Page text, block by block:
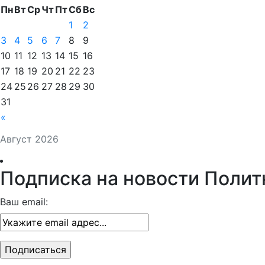
Август 2026
ПнВтСрЧтПтСбВс
«
1
2
3
4 5 6 7 8
9
10 11 12 13 14 15 16
17 18 19 20 21 22 23
24 25 26 27 28 29 30
31
Подписка на новости
Ваш email: